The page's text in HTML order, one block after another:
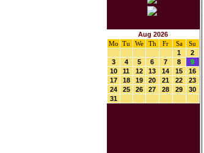
Aug 2026
Mo Tu We Th Fr Sa
Su
1
2
3
4 5 6 7 8
9
10
11 12 13 14 15
16
17
18 19 20 21 22
23
24
25 26 27 28 29
30
31